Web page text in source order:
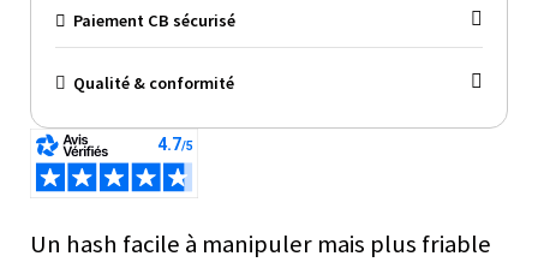
Un hash facile à manipuler mais plus friable
Paiement CB sécurisé
Qualité & conformité